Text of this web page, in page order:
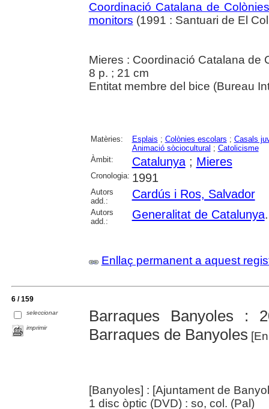
Coordinació Catalana de
monitors (1991 : Santuari de El
Mieres : Coordinació Catalana de
8 p. ; 21 cm
Entitat membre del bice (Bureau
Matèries: Esplais ; Colònies escolars ; Casals
Animació sòciocultural ; Catolicisme
Àmbit:
Catalunya; Mieres
Cronologia: 1991
Autors
add.:
Cardús i Ros, Salvador
Autors
add.:
Generalitat de Catalunya
Enllaç permanent a aquest
6 / 159
seleccionar
imprimir
Barraques Banyoles :
Barraques de Banyoles
[Banyoles] : [Ajuntament de
1 disc òptic (DVD) : so, col. (Pal)